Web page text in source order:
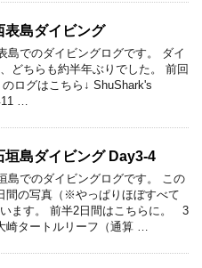
表島ダイビング
島でのダイビングログです。 ダイ
どちらも約半年ぶりでした。 前回
のログはこちら↓ ShuShark's
11 …
垣島ダイビング Day3-4
島でのダイビングログです。 この
間の写真（※やっぱりほぼすべて
ます。 前半2日間はこちらに。 3
崎タートルリーフ（通算 …